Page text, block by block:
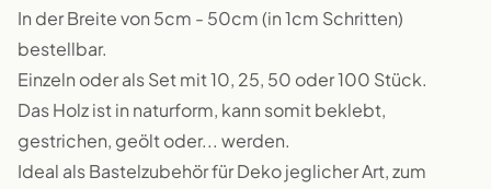
In der Breite von 5cm - 50cm (in 1cm Schritten)
bestellbar.
Einzeln oder als Set mit 10, 25, 50 oder 100 Stück.
Das Holz ist in naturform, kann somit beklebt,
gestrichen, geölt oder... werden.
Ideal als Bastelzubehör für Deko jeglicher Art, zum